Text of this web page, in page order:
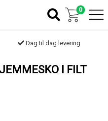
I FILT
0
Dag til dag levering